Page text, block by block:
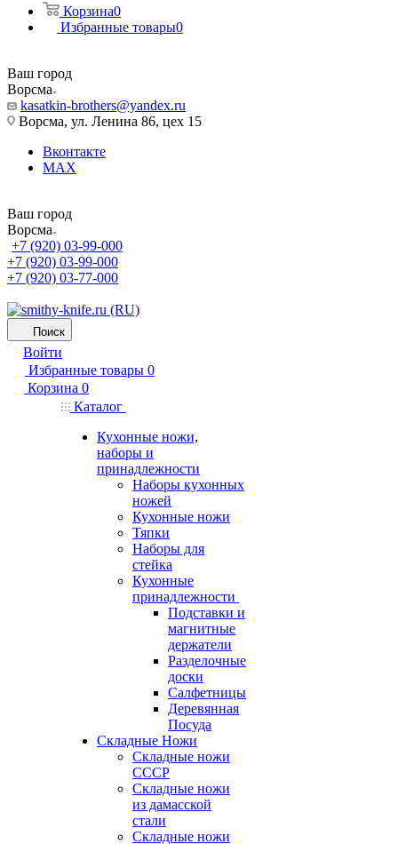
Корзина0
Избранные товары0
Ваш город
Ворсма
kasatkin-brothers@yandex.ru
Ворсма, ул. Ленина 86, цех 15
Вконтакте
MAX
Ваш город
Ворсма
+7 (920) 03-99-000
+7 (920) 03-99-000
+7 (920) 03-77-000
Поиск
Войти
Избранные товары 0
Корзина 0
Каталог
Кухонные ножи,
наборы и
принадлежности
Наборы кухонных
ножей
Кухонные ножи
Тяпки
Наборы для
стейка
Кухонные
принадлежности
Подставки и
магнитные
держатели
Разделочные
доски
Салфетницы
Деревянная
Посуда
Складные Ножи
Cкладные ножи
СССР
Складные ножи
из дамасской
стали
Складные ножи